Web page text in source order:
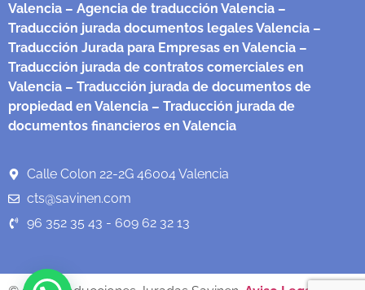
Valencia – Agencia de traducción Valencia –
Traducción jurada documentos legales Valencia –
Traducción Jurada para Empresas en Valencia –
Traducción jurada de contratos comerciales en
Valencia – Traducción jurada de documentos de
propiedad en Valencia – Traducción jurada de
documentos financieros en Valencia
Calle Colon 22-2G 46004 Valencia
cts@savinen.com
96 352 35 43 - 609 62 32 13